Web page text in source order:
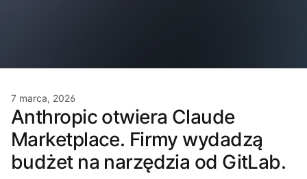
7 marca, 2026
Anthropic otwiera Claude
Marketplace. Firmy wydadzą
budżet na narzędzia od GitLab.